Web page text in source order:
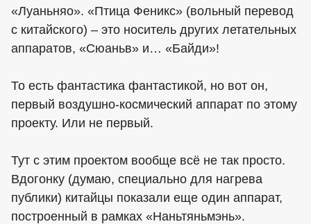
«Луаньняо». «Птица Феникс» (вольный перевод
с китайского) – это носитель других летательных
аппаратов, «Сюаньв» и… «Байди»!
То есть фантастика фантастикой, но вот он,
первый воздушно-космический аппарат по этому
проекту. Или не первый.
Тут с этим проектом вообще всё не так просто.
Вдогонку (думаю, специально для нагрева
публики) китайцы показали еще один аппарат,
построенный в рамках «Наньтяньмэнь».